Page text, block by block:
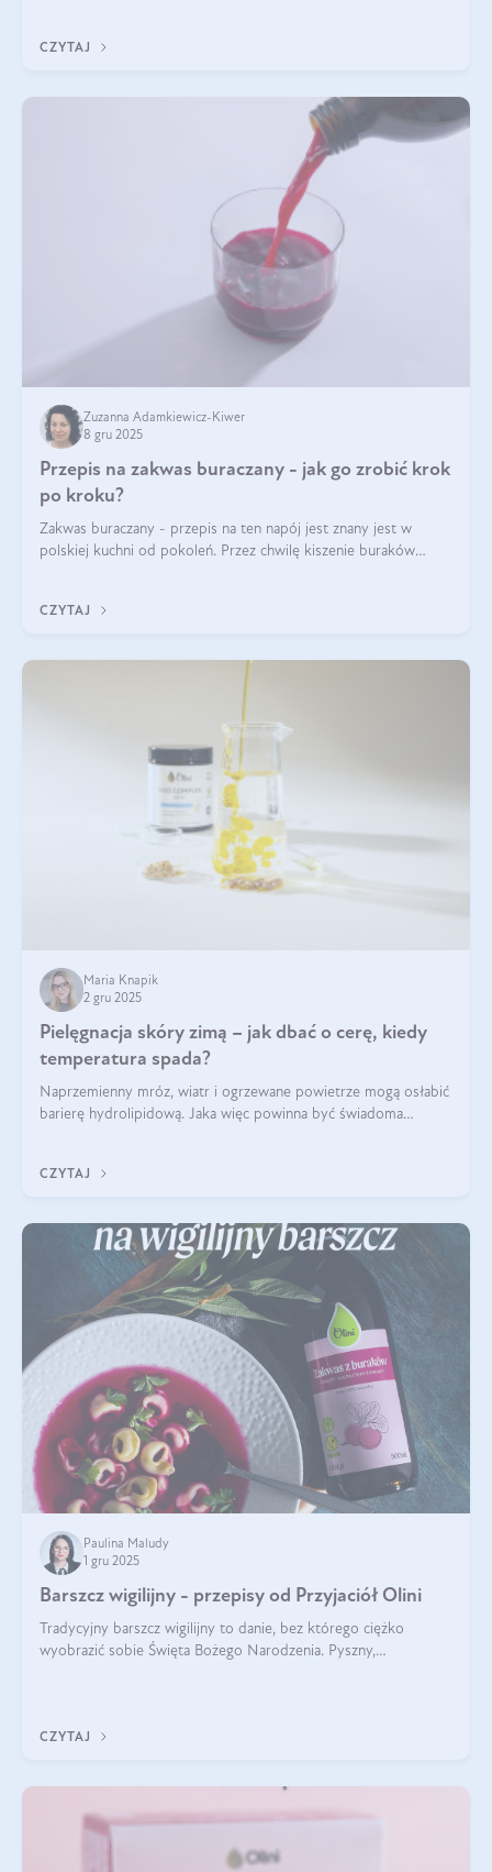
CZYTAJ
Zuzanna Adamkiewicz-Kiwer
8 gru 2025
Przepis na zakwas buraczany - jak go zrobić krok
po kroku?
Zakwas buraczany - przepis na ten napój jest znany jest w
polskiej kuchni od pokoleń. Przez chwilę kiszenie buraków
CZYTAJ
Maria Knapik
2 gru 2025
Pielęgnacja skóry zimą – jak dbać o cerę, kiedy
temperatura spada?
Naprzemienny mróz, wiatr i ogrzewane powietrze mogą osłabić
barierę hydrolipidową. Jaka więc powinna być świadoma
CZYTAJ
Paulina Maludy
1 gru 2025
Barszcz wigilijny - przepisy od Przyjaciół Olini
Tradycyjny barszcz wigilijny to danie, bez którego ciężko
wyobrazić sobie Święta Bożego Narodzenia. Pyszny,
CZYTAJ